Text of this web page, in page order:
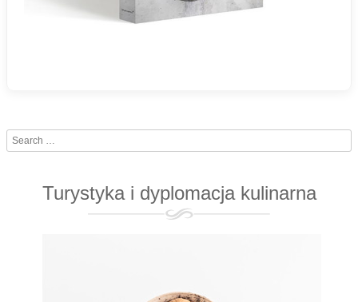
Search
Turystyka i dyplomacja kulinarna